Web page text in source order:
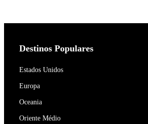
Destinos Populares
Estados Unidos
Europa
Oceania
Oriente Médio